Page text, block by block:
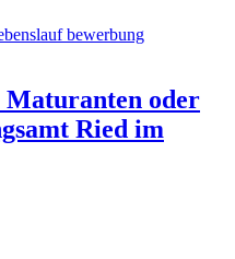
Maturanten oder
Ried im